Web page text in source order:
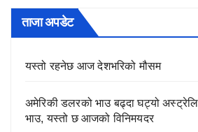
ताजा अपडेट
यस्तो रहनेछ आज देशभरिको मौसम
अमेरिकी डलरको भाउ बढ्दा घट्यो
भाउ, यस्तो छ आजको विनिमयदर